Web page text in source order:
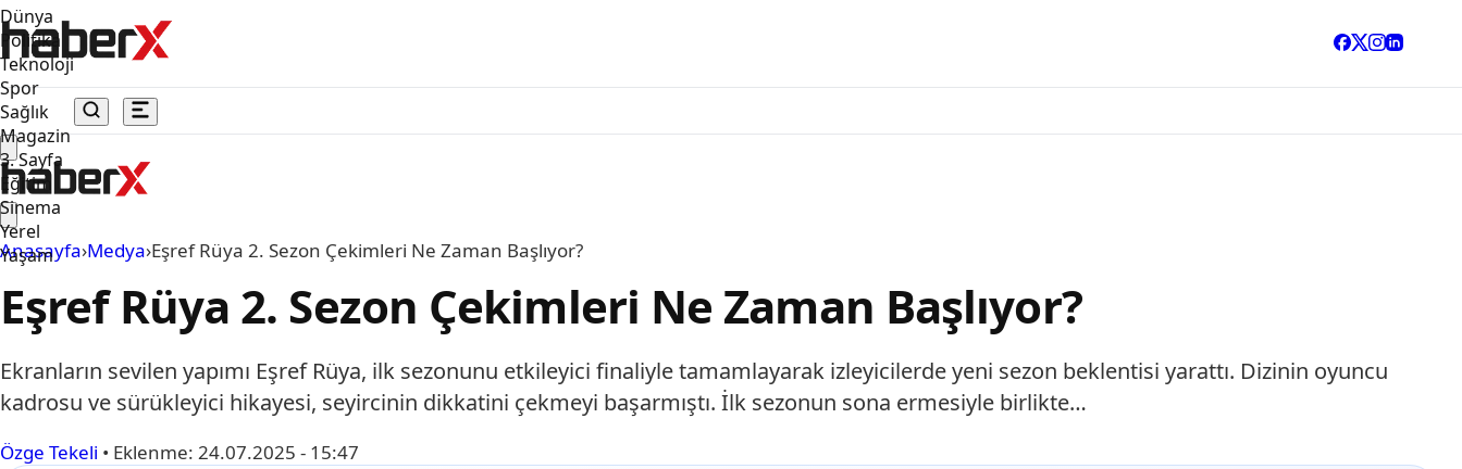
Dünya
Politika
Teknoloji
Spor
Sağlık
Magazin
3. Sayfa
Eğitim
Sinema
Yerel
Yaşam
Anasayfa›Medya›Eşref Rüya 2. Sezon Çekimleri Ne Zaman Başlıyor?
Eşref Rüya 2. Sezon Çekimleri Ne Zaman Başlıyor?
Ekranların sevilen yapımı Eşref Rüya, ilk sezonunu etkileyici finaliyle tamamlayarak izleyicilerde yeni sezon beklentisi yarattı. Dizinin oyuncu
kadrosu ve sürükleyici hikayesi, seyircinin dikkatini çekmeyi başarmıştı. İlk sezonun sona ermesiyle birlikte…
Özge Tekeli • Eklenme: 24.07.2025 - 15:47